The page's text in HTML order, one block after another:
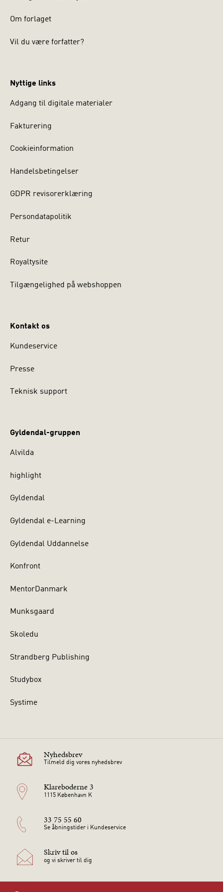
Om forlaget
Vil du være forfatter?
Nyttige links
Adgang til digitale materialer
Fakturering
Cookieinformation
Handelsbetingelser
GDPR revisorerklæring
Persondatapolitik
Retur
Royaltysite
Tilgængelighed på webshoppen
Kontakt os
Kundeservice
Presse
Teknisk support
Gyldendal-gruppen
Alvilda
highlight
Gyldendal
Gyldendal e-Learning
Gyldendal Uddannelse
Konfront
MentorDanmark
Munksgaard
Skoledu
Strandberg Publishing
Studybox
Systime
Nyhedsbrev
Tilmeld dig vores nyhedsbrev
Klareboderne 3
1115 København K
33 75 55 60
Se åbningstider i Kundeservice
Skriv til os
og vi skriver til dig